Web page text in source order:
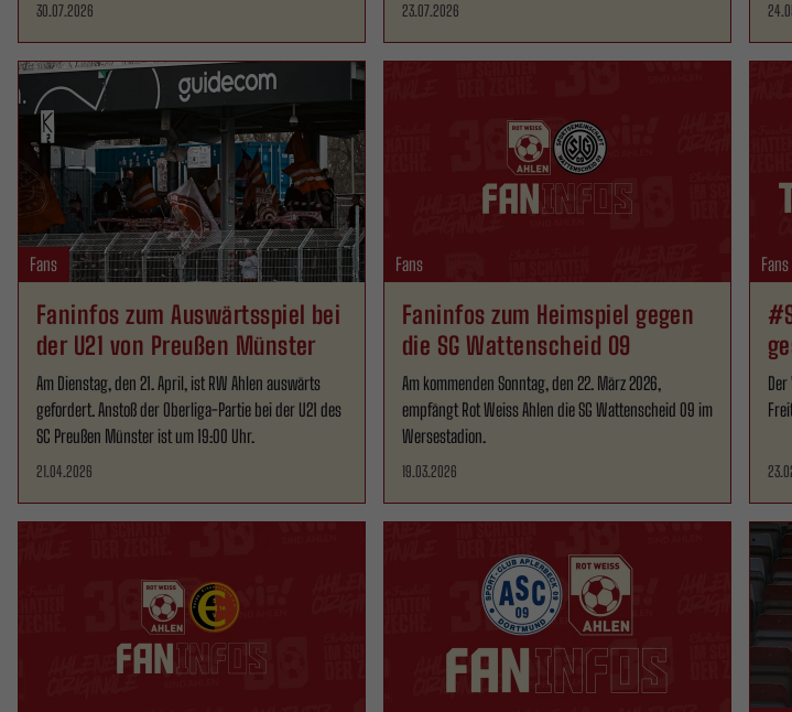
30.07.2026 23.07.2026
Fans
Faninfos zum Auswärtsspiel bei
der U21 von Preußen Münster
Am Dienstag, den 21. April, ist RW Ahlen auswärts
gefordert. Anstoß der Oberliga-Partie bei der U21 des
SC Preußen Münster ist um 19:00 Uhr.
21.04.2026
Fans
Faninfos zum Heimspiel gegen
die SG Wattenscheid 09
Am kommenden Sonntag, den 22. März 2026,
empfängt Rot Weiss Ahlen die SG Wattenscheid 09 im
Wersestadion.
19.03.2026
Fans